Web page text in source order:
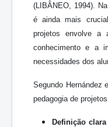
(LIBÂNEO, 1994).
é ainda mais
projetos envolve a
conhecimento e a
necessidades dos
Segundo Hernández
pedagogia de
Definição